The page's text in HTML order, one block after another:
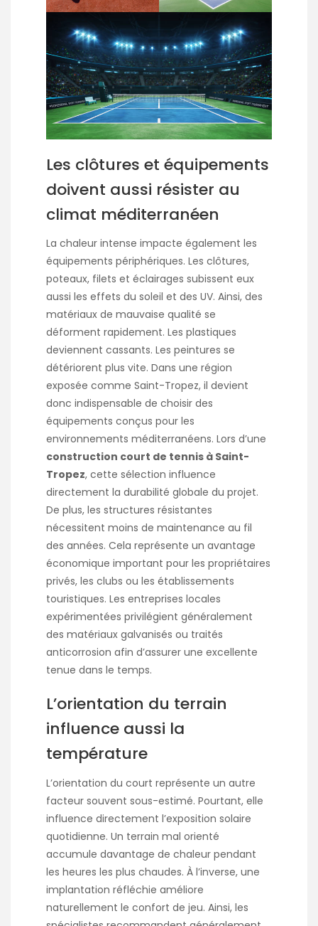
Les clôtures et équipements
doivent aussi résister au
climat méditerranéen
La chaleur intense impacte également les
équipements périphériques. Les clôtures,
poteaux, filets et éclairages subissent eux
aussi les effets du soleil et des UV. Ainsi, des
matériaux de mauvaise qualité se
déforment rapidement. Les plastiques
deviennent cassants. Les peintures se
détériorent plus vite. Dans une région
exposée comme Saint-Tropez, il devient
donc indispensable de choisir des
équipements conçus pour les
environnements méditerranéens. Lors d’une
construction court de tennis à Saint-
Tropez, cette sélection influence
directement la durabilité globale du projet.
De plus, les structures résistantes
nécessitent moins de maintenance au fil
des années. Cela représente un avantage
économique important pour les propriétaires
privés, les clubs ou les établissements
touristiques. Les entreprises locales
expérimentées privilégient généralement
des matériaux galvanisés ou traités
anticorrosion afin d’assurer une excellente
tenue dans le temps.
L’orientation du terrain
influence aussi la
température
L’orientation du court représente un autre
facteur souvent sous-estimé. Pourtant, elle
influence directement l’exposition solaire
quotidienne. Un terrain mal orienté
accumule davantage de chaleur pendant
les heures les plus chaudes. À l’inverse, une
implantation réfléchie améliore
naturellement le confort de jeu. Ainsi, les